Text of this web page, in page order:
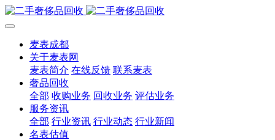
麦表成都
关于麦表网
麦表简介 在线反馈 联系麦表
奢品回收
全部 收购业务 回收业务 评估业务
服务资讯
全部 行业资讯 行业动态 行业新闻
名表估值